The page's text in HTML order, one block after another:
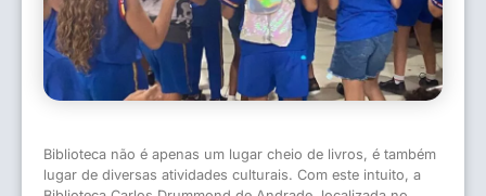
Biblioteca não é apenas um lugar cheio de livros, é também
lugar de diversas atividades culturais. Com este intuito, a